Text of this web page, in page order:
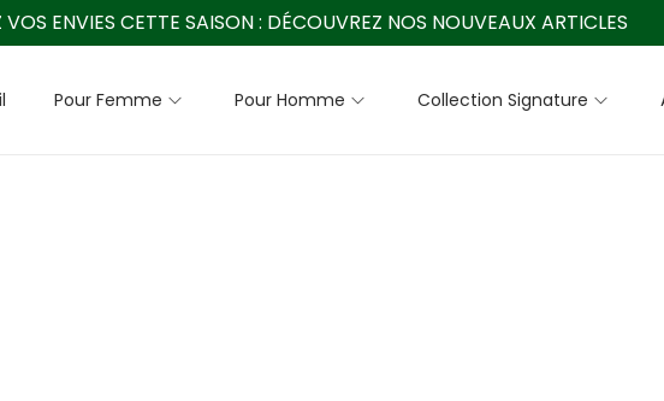
ENVIES CETTE SAISON : DÉCOUVREZ NOS NOUVEAUX ARTICLES
Pour Femme Pour Homme Collection Signature